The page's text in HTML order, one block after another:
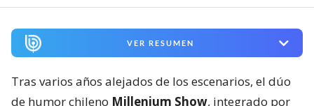
VER RESUMEN
Tras varios años alejados de los escenarios, el dúo
de humor chileno Millenium Show, integrado por